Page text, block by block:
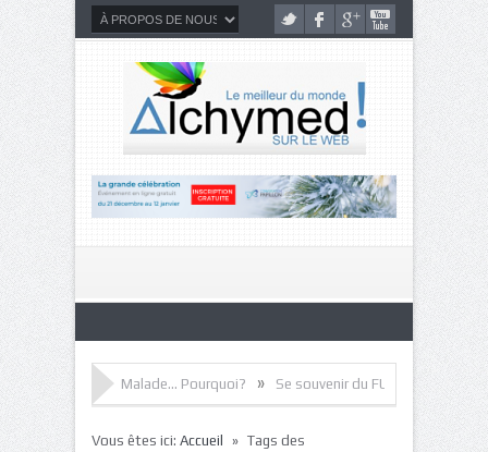
» Malade… Pourquoi? » Se souvenir du FUTUR » Écouter le silence à
Vous êtes ici: Accueil » Tags des